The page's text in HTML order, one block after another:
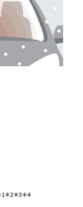
1＊2＊3＊4